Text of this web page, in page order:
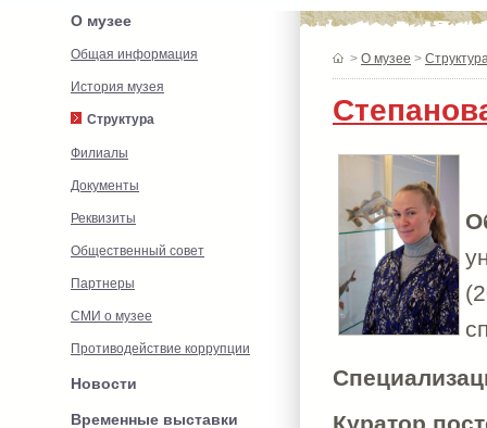
О музее
Общая информация
История музея
Структура
Филиалы
Документы
Реквизиты
Общественный совет
Партнеры
СМИ о музее
Противодействие коррупции
Новости
Временные выставки
> О музее >